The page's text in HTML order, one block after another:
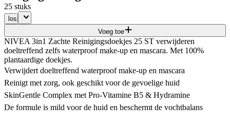
25 stuks
los
Voeg toe
NIVEA 3in1 Zachte Reinigingsdoekjes 25 ST verwijderen
doeltreffend zelfs waterproof make-up en mascara. Met 100%
plantaardige doekjes.
Verwijdert doeltreffend waterproof make-up en mascara
Reinigt met zorg, ook geschikt voor de gevoelige huid
SkinGentle Complex met Pro-Vitamine B5 & Hydramine
De formule is mild voor de huid en beschermt de vochtbalans